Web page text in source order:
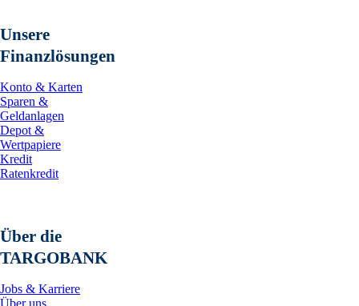
Unsere
Finanzlösungen
Konto & Karten
Sparen &
Geldanlagen
Depot &
Wertpapiere
Kredit
Ratenkredit
Über die
TARGOBANK
Jobs & Karriere